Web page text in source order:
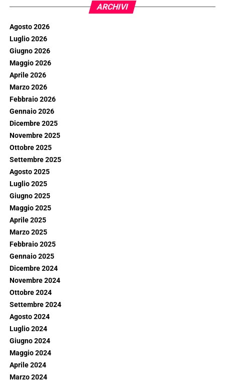
ARCHIVI
Agosto 2026
Luglio 2026
Giugno 2026
Maggio 2026
Aprile 2026
Marzo 2026
Febbraio 2026
Gennaio 2026
Dicembre 2025
Novembre 2025
Ottobre 2025
Settembre 2025
Agosto 2025
Luglio 2025
Giugno 2025
Maggio 2025
Aprile 2025
Marzo 2025
Febbraio 2025
Gennaio 2025
Dicembre 2024
Novembre 2024
Ottobre 2024
Settembre 2024
Agosto 2024
Luglio 2024
Giugno 2024
Maggio 2024
Aprile 2024
Marzo 2024